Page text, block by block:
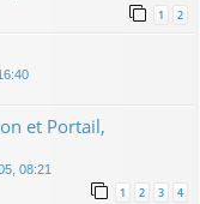
1 2
et Portail,
08:21
1 2 3 4